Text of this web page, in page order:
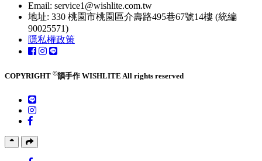
Email: service1@wishlite.com.tw
地址: 330 桃園市桃園區介壽路495巷67號14樓 (統編
90025571)
隱私權政策
COPYRIGHT ©韻手作 WISHLITE All rights reserved